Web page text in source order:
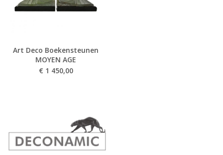
Art Deco Boekensteunen
MOYEN AGE
€ 1 450,00